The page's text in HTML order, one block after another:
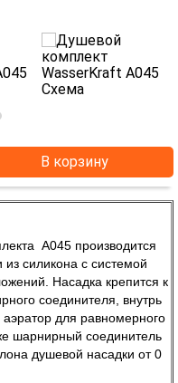
В корзину
А045 производится
из силикона с системой
Насадка крепится к
соединителя, внутрь
аэратор для равномерного
шарнирный соединитель
душевой насадки от 0